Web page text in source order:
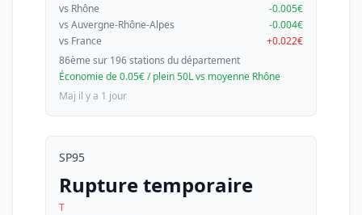
vs Rhône
-0.005€
vs Auvergne-Rhône-Alpes
-0.004€
vs France
+0.022€
86ème sur 196 stations du département
Économie de 0.05€ / plein 50L vs moyenne Rhône
Maj il y a 1 jour
SP95
Rupture temporaire
T